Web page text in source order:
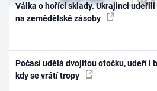
Válka o hořící sklady. Ukrajinci
na zemědělské zásoby
Počasí udělá dvojitou otočku, udeří i
kdy se vrátí tropy